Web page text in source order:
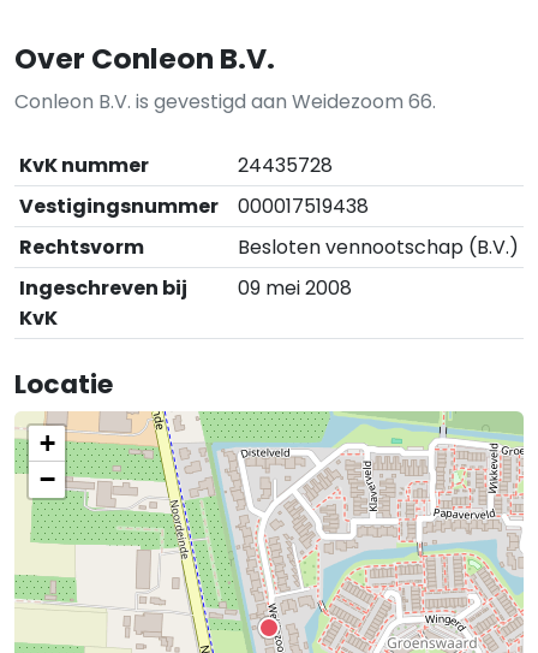
Over Conleon B.V.
Conleon B.V. is gevestigd aan Weidezoom 66.
KvK nummer
24435728
Vestigingsnummer
000017519438
Rechtsvorm
Besloten vennootschap (B.V.)
Ingeschreven bij
KvK
09 mei 2008
Locatie
+
−